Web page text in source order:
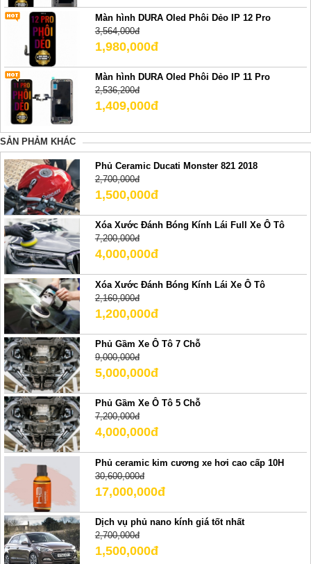
Màn hình DURA Oled Phôi Dẻo IP 12 Pro
3,564,000đ
1,980,000đ
Màn hình DURA Oled Phôi Dẻo IP 11 Pro
2,536,200đ
1,409,000đ
SẢN PHẢM KHÁC
Phủ Ceramic Ducati Monster 821 2018
2,700,000đ
1,500,000đ
Xóa Xước Đánh Bóng Kính Lái Full Xe Ô Tô
7,200,000đ
4,000,000đ
Xóa Xước Đánh Bóng Kính Lái Xe Ô Tô
2,160,000đ
1,200,000đ
Phủ Gầm Xe Ô Tô 7 Chỗ
9,000,000đ
5,000,000đ
Phủ Gầm Xe Ô Tô 5 Chỗ
7,200,000đ
4,000,000đ
Phủ ceramic kim cương xe hơi cao cấp 10H
30,600,000đ
17,000,000đ
Dịch vụ phủ nano kính giá tốt nhất
2,700,000đ
1,500,000đ